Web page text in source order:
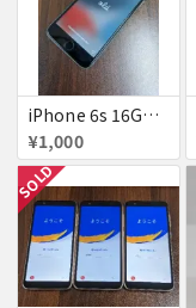
iPhone 6s 16GB アクティベーションロック
¥1,000
SOLD